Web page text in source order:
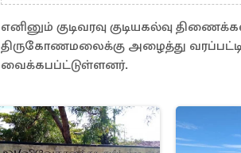
எனினும் குடிவரவு குடியகல்வு
திருகோணமலைக்கு அழைத்து
வைக்கபப்ட்டுள்ளனர்.